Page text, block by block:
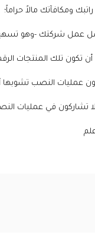
ومكافآتك مالاً حراماً؛
عمل شركتك -وهو
تكون تلك المنتجات
عمليات النصب تشوبها
لا تشاركون في عمليات